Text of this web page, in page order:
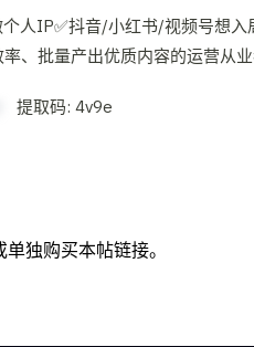
人IP✅抖音/小红书/视频号想
、批量产出优质内容的运营从
提取码: 4v9e
独购买本帖链接。